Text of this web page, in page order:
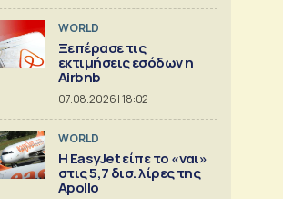
WORLD
Ξεπέρασε τις
εκτιμήσεις εσόδων η
Airbnb
07.08.2026 | 18:02
WORLD
Η EasyJet είπε το «ναι»
στις 5,7 δισ. λίρες της
Apollo